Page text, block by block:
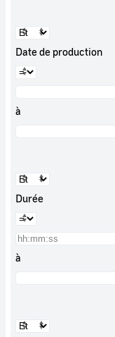
Date de production
à
Durée
à